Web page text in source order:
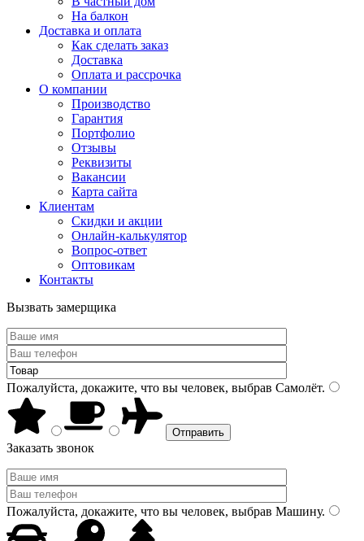
На балкон
Доставка и оплата
Как сделать заказ
Доставка
Оплата и рассрочка
О компании
Производство
Гарантия
Портфолио
Отзывы
Реквизиты
Вакансии
Карта сайта
Клиентам
Скидки и акции
Онлайн-калькулятор
Вопрос-ответ
Оптовикам
Контакты
Вызвать замерщика
Пожалуйста, докажите, что вы человек, выбрав Самолёт.
Заказать звонок
Пожалуйста, докажите, что вы человек, выбрав Машину.